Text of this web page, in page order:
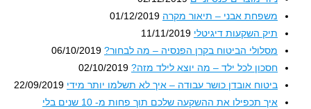
משפחת אבני – תיאור מקרה 01/12/2019
תיק השקעות דיגיטלי 11/11/2019
מסלולי הביטוח בקרן הפנסיה – מה לבחור? 06/10/2019
חסכון לכל ילד – מה יוצא לילד מזה? 02/10/2019
ביטוח אובדן כושר עבודה – איך לא תשלמו יותר מידי 22/09/2019
איך תכפילו את ההשקעה שלכם תוך פחות מ- 10 שנים בלי